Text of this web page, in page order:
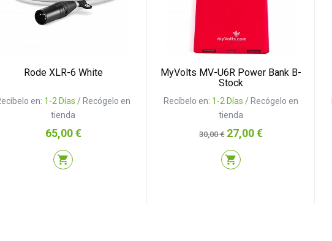
Rode XLR-6 White
en: 1-2 Días / Recógelo en
tienda
Precio
65,00 €
shopping_cart
MyVolts MV-U6R Power Bank B-
Stock
Recíbelo en: 1-2 Días / Recógelo en
tienda
Precio
base
30,00 € Precio
27,00 €
shopping_cart